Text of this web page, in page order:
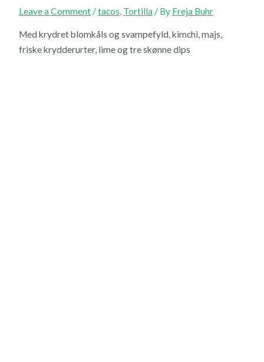
Leave a Comment /tacos, Tortilla/ By Freja Buhr
Med krydret blomkåls og svampefyld, kimchi, majs,
friske krydderurter, lime og tre skønne dips